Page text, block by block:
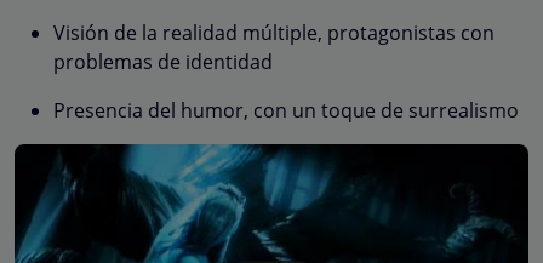
Visión de la realidad múltiple, protagonistas con
problemas de identidad
Presencia del humor, con un toque de surrealismo